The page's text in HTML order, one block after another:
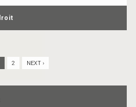
2 NEXT ›